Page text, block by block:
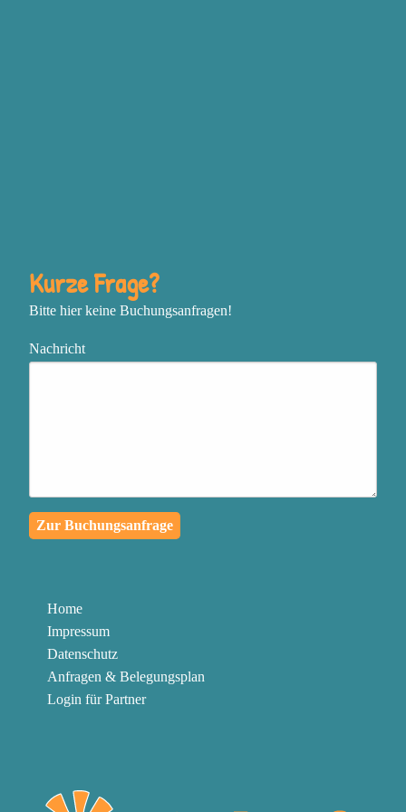
chaotischen Umfeld
Menschen in deinem
Umfeld zu verwandeln
zu kommunizieren
Kurze Frage?
Bitte hier keine Buchungsanfragen!
Nachricht
Zur Buchungsanfrage
Home
Impressum
Datenschutz
Anfragen & Belegungsplan
Login für Partner